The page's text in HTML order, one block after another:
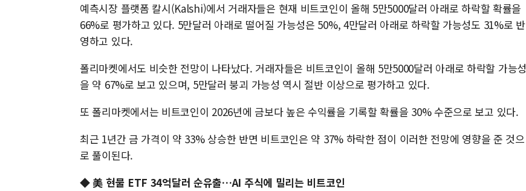
예측시장 플랫폼 칼시(Kalshi)에서 거래자들은 현재 비트코인이 올해 5만5000달러 아래로 하락할 확률을
66%로 평가하고 있다. 5만달러 아래로 떨어질 가능성은 50%, 4만달러 아래로 하락할 가능성도 31%로 반
영하고 있다.
폴리마켓에서도 비슷한 전망이 나타났다. 거래자들은 비트코인이 올해 5만5000달러 아래로 하락할 가능성
을 약 67%로 보고 있으며, 5만달러 붕괴 가능성 역시 절반 이상으로 평가하고 있다.
또 폴리마켓에서는 비트코인이 2026년에 금보다 높은 수익률을 기록할 확률을 30% 수준으로 보고 있다.
최근 1년간 금 가격이 약 33% 상승한 반면 비트코인은 약 37% 하락한 점이 이러한 전망에 영향을 준 것으
로 풀이된다.
◆美 현물 ETF 34억달러 순유출…AI 주식에 밀리는 비트코인